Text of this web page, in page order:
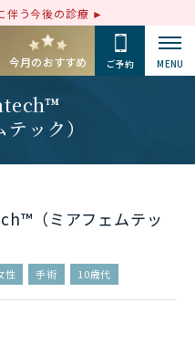
伴う今後の診療
今月のおすすめ ご予約 MENU
テック）
（ミアフェムテッ
性 手術 10歳代